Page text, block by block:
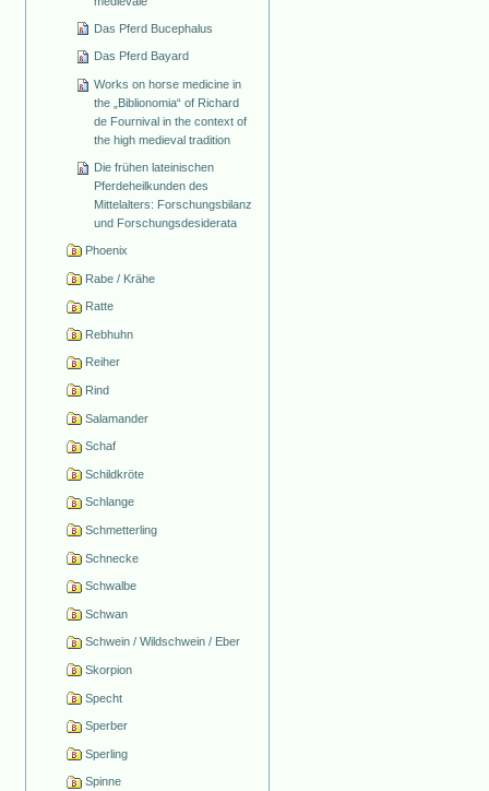
Das Pferd Bucephalus
Das Pferd Bayard
Works on horse medicine in
the „Biblionomia“ of Richard
de Fournival in the context of
the high medieval tradition
Die frühen lateinischen
Pferdeheilkunden des
Mittelalters: Forschungsbilanz
und Forschungsdesiderata
Phoenix
Rabe / Krähe
Ratte
Rebhuhn
Reiher
Rind
Salamander
Schaf
Schildkröte
Schlange
Schmetterling
Schnecke
Schwalbe
Schwan
Schwein / Wildschwein / Eber
Skorpion
Specht
Sperber
Sperling
Spinne